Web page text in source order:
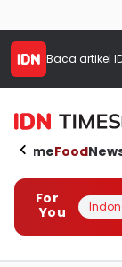
Baca artikel
HomeFood
For
You